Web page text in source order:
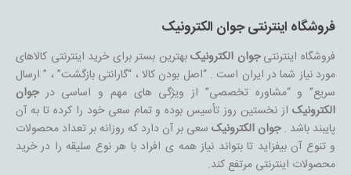
فروشگاه اینترنتی جوان الکترونیک
فروشگاه اینترنتیجوان الکترونیکبهترین بستر برای خرید اینترنتی کالاهای
مورد نیاز شما در ایران است . “اصل بودن کالا ، “گارانتی بازگشت” ، ” ارسال
سریع” و “مشاوره تخصصی” از ویژگی های مهم و اساسی درجوان
الکترونیکاز نخستین روز تأسیس بوده و تمام سعی خود را کرده تا به آن
پایبند باشد .جوان الکترونیکسعی بر آن دارد که روزانه بر تعداد محصولات
و تنوع آن بیفزاید تا بتواند نیاز همه ی افراد با هر نوع سلیقه را در خرید
محصولات اینترنتی مرتفع کند.